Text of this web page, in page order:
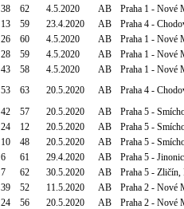
38 62 4.5.2020 AB
Praha 1 - Nové
13 59 23.4.2020 AB
Praha 4 -
26 60 4.5.2020 AB
Praha 1 - Nové
28 59 4.5.2020 AB
Praha 1 - Nové
43 58 4.5.2020 AB
Praha 1 - Nové
53 63 20.5.2020 AB
Praha 4 -
42 57 20.5.2020 AB
Praha 5 -
24 12 20.5.2020 AB
Praha 5 -
10 48 20.5.2020 AB
Praha 5 -
6 61 29.4.2020 AB
Praha 5 -
7 62 30.5.2020 AB
Praha 5 -
39 52 11.5.2020 AB
Praha 2 - Nové
24 56 20.5.2020 AB
Praha 2 - Nové